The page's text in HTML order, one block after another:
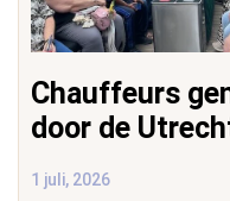
Chauffeurs
door de
1 juli, 2026